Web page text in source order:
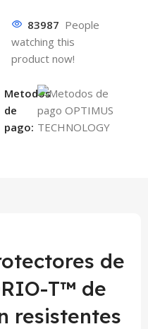
83987 People
watching this
product now!
Metodos
de
pago:
de
T™ de
resistentes